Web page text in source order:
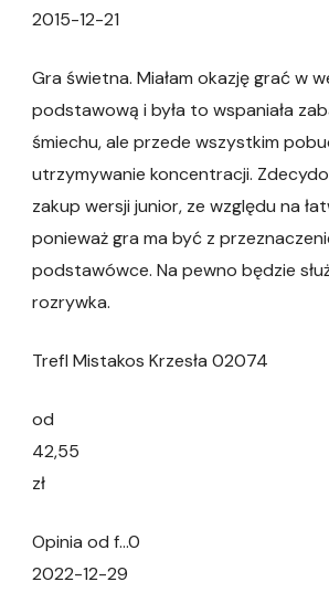
2015-12-21
Gra świetna. Miałam okazję grać w
podstawową i była to wspaniała
śmiechu, ale przede wszystkim
utrzymywanie koncentracji.
zakup wersji junior, ze względu na
ponieważ gra ma być z
podstawówce. Na pewno będzie
rozrywka.
Trefl Mistakos Krzesła 02074
od
42,55
zł
Opinia od f…0
2022-12-29